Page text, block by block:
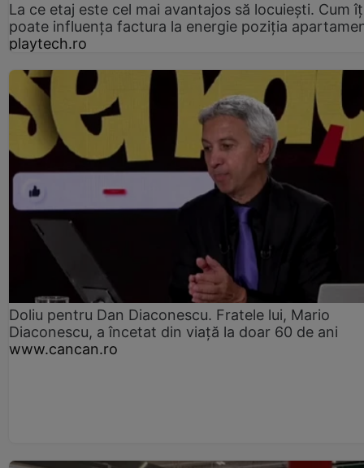
La ce etaj este cel mai avantajos să locuiești. Cum
poate influența factura la energie poziția
playtech.ro
Doliu pentru Dan Diaconescu. Fratele lui, Mario
Diaconescu, a încetat din viață la doar 60 de ani
www.cancan.ro